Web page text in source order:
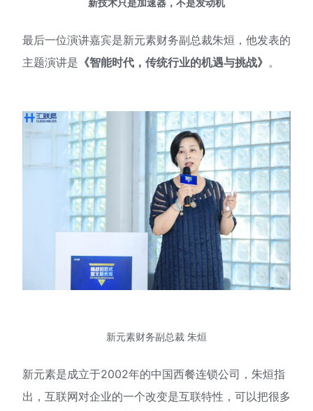
新技术只是加速器，不是发动机
最后一位演讲嘉宾是新元素财务副总裁朱烜，他发表的
主题演讲是 《智能时代，传统行业的机遇与挑战》 。
新元素财务副总裁 朱烜
新元素是成立于2002年的中国西餐连锁公司，朱烜指
出，互联网对企业的一个改变是互联特性，可以把很多